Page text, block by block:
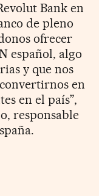
Bank en
de pleno
ofrecer
español, algo
y que nos
en
en el país”,
responsable